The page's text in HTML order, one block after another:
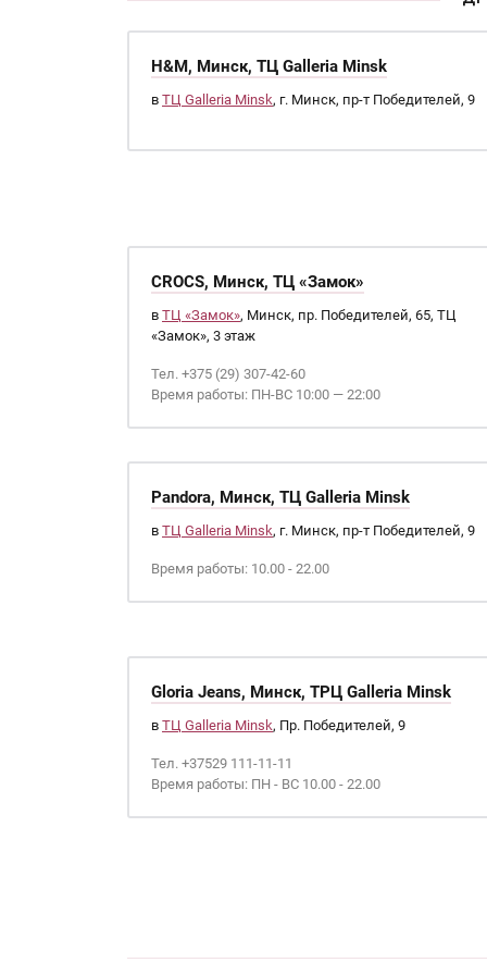
H&M, Минск, ТЦ Galleria Minsk
в ТЦ Galleria Minsk, г. Минск, пр-т Победителей, 9
CROCS, Минск, ТЦ «Замок»
в ТЦ «Замок», Минск, пр. Победителей, 65, ТЦ
«Замок», 3 этаж
Тел. +375 (29) 307-42-60
Время работы: ПН-ВС 10:00 — 22:00
Pandora, Минск, ТЦ Galleria Minsk
в ТЦ Galleria Minsk, г. Минск, пр-т Победителей, 9
Время работы: 10.00 - 22.00
Gloria Jeans, Минск, ТРЦ Galleria Minsk
в ТЦ Galleria Minsk, Пр. Победителей, 9
Тел. +37529 111-11-11
Время работы: ПН - ВС 10.00 - 22.00